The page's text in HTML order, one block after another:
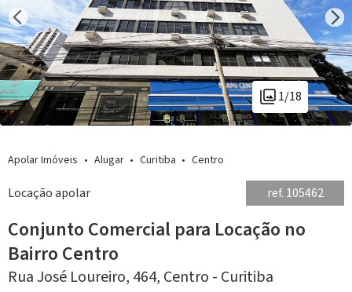
1/18
Apolar Imóveis Alugar Curitiba Centro
Locação apolar ref. 105462
Conjunto Comercial para Locação no
Bairro Centro
Rua José Loureiro, 464, Centro - Curitiba